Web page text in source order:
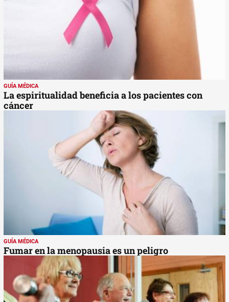
GUÍA MÉDICA
La espiritualidad beneficia a los pacientes con
cáncer
GUÍA MÉDICA
Fumar en la menopausia es un peligro